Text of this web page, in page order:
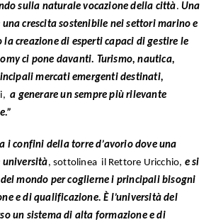
sulla naturale vocazione della città.Una
unacrescita sostenibile nei settori marino e
la creazione di esperti capaci di gestire le
ci pone davanti. Turismo, nautica,
mercati emergenti destinati,
a generare un sempre più rilevante
i confini della torre d’avorio dove una
università, sottolinea il Rettore Uricchio, e si
mondo per coglierne i principali bisogni
e di qualificazione. È l’università del
un sistema di alta formazione e di